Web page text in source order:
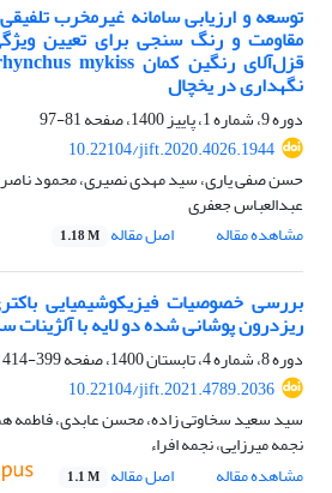
توسعه و ارزیابی سامانه غیر‌مخرب
مقاومت و رنگ سنجی برای تعیین
نگهداری در یخچال
دوره 9، شماره 1، پاییز 1400، صفحه
81-97
10.22104/jift.2020.4026.1944
حسن صفی یاری، سید مهدی نصیری، محمود
عبدالعباس جعفری
مشاهده مقاله
اصل مقاله 1.18 M
بررسی خصوصیات فیزیکوشیمیایی
ریزدرون پوشانی شده دو لایه با
دوره 8، شماره 4، تابستان 1400، صفحه
399-414
10.22104/jift.2021.4789.2036
سید سعید سخاوتی زاده، محسن عابدی، فاطمه
نجمه میرزایی، نجمه افراء
مشاهده مقاله
اصل مقاله 1.1 M